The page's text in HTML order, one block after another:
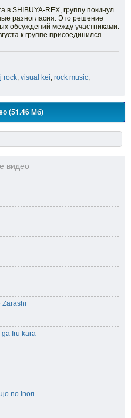
в SHIBUYA-REX, группу покинул
разногласия. Это решение
обсуждений между участниками.
к группе присоединился
j rock visual kei rock music
(51.46 Мб)
видео
Zarashi
Iru kara
no Inori